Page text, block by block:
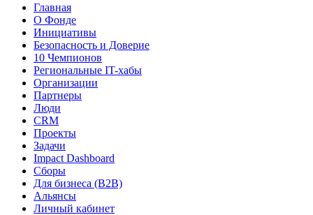
Главная
О Фонде
Инициативы
Безопасность и Доверие
10 Чемпионов
Региональные IT-хабы
Организации
Партнеры
Люди
CRM
Проекты
Задачи
Impact Dashboard
Сборы
Для бизнеса (B2B)
Альянсы
Личный кабинет